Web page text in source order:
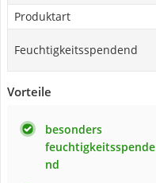
Produktart
Feuchtigkeitsspendend
Vorteile
besonders
feuchtigkeitsspende
nd